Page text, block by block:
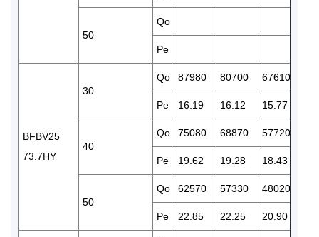
50
Qo
Pe
BFBV25
73.7HY
30
Qo 87980 80700 67610
Pe 16.19 16.12 15.77
40
Qo 75080 68870 57720
Pe 19.62 19.28 18.43
50
Qo 62570 57330 48020
Pe 22.85 22.25 20.90